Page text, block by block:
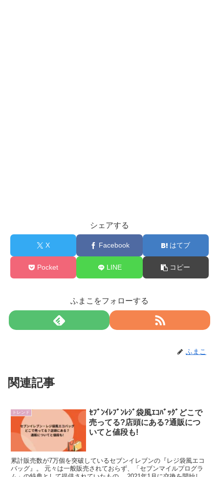
シェアする
X Facebook はてブ
Pocket LINE コピー
ふまこをフォローする
ふまこ
関連記事
トレンド
ｾﾌﾞﾝｲﾚﾌﾞﾝﾚｼﾞ袋風ｴｺﾊﾞｯｸﾞどこで
売ってる?店頭にある?通販につ
いてと値段も!
累計販売数が7万個を突破しているセブンイレブンの『レジ袋風エコ
バッグ』。 元々は一般販売されておらず、「セブンマイルプログラ